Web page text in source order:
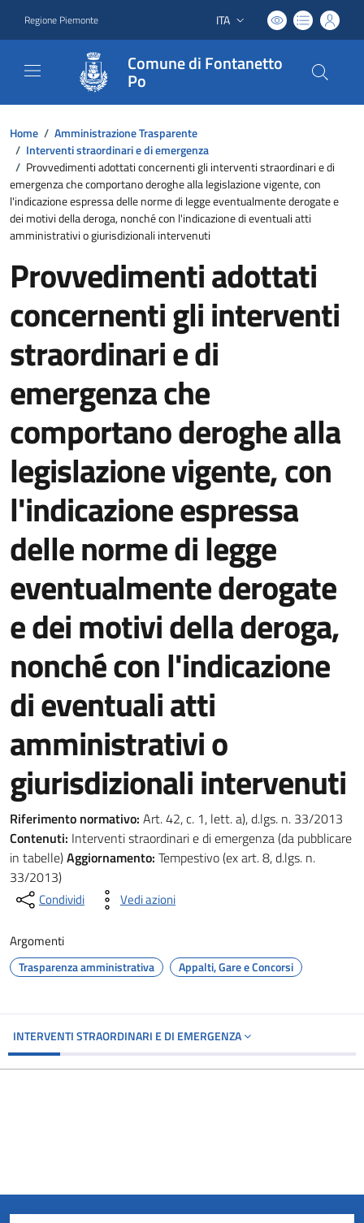
Regione Piemonte Lingua attiva:
ITA
Comune di Fontanetto
Po
Home / Amministrazione Trasparente
/ Interventi straordinari e di emergenza
/ Provvedimenti adottati concernenti gli interventi straordinari e di
emergenza che comportano deroghe alla legislazione vigente, con
l'indicazione espressa delle norme di legge eventualmente derogate e
dei motivi della deroga, nonché con l'indicazione di eventuali atti
amministrativi o giurisdizionali intervenuti
Provvedimenti adottati
concernenti gli interventi
straordinari e di
emergenza che
comportano deroghe alla
legislazione vigente, con
l'indicazione espressa
delle norme di legge
eventualmente derogate
e dei motivi della deroga,
nonché con l'indicazione
di eventuali atti
amministrativi o
giurisdizionali intervenuti
Riferimento normativo: Art. 42, c. 1, lett. a), d.lgs. n. 33/2013
Contenuti: Interventi straordinari e di emergenza (da pubblicare
in tabelle)Aggiornamento: Tempestivo (ex art. 8, d.lgs. n.
33/2013)
Condividi Vedi azioni
Argomenti
Trasparenza amministrativa Appalti, Gare e Concorsi
INTERVENTI STRAORDINARI E DI EMERGENZA